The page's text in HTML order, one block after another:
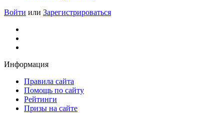
Войти или Зарегистрироваться
Информация
Правила сайта
Помощь по сайту
Рейтинги
Призы на сайте